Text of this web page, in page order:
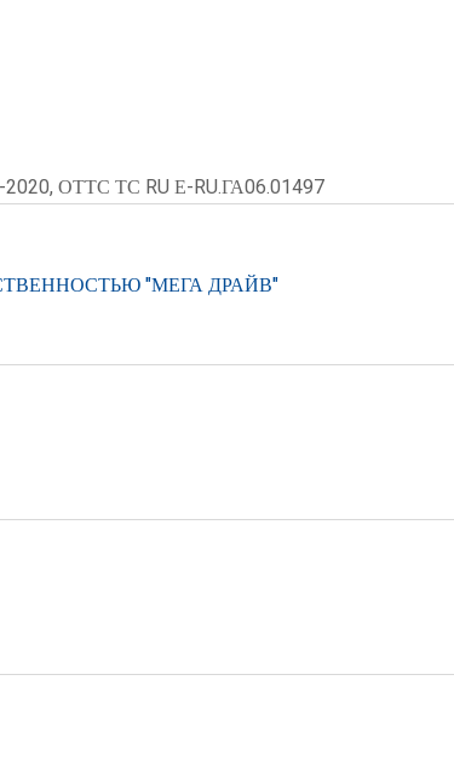
ОТТС ТС RU Е-RU.ГА06.01497
"МЕГА ДРАЙВ"